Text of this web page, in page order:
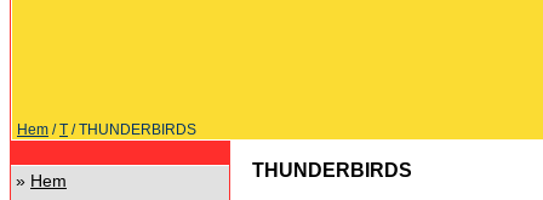
Hem /T / THUNDERBIRDS
» Hem
THUNDERBIRDS